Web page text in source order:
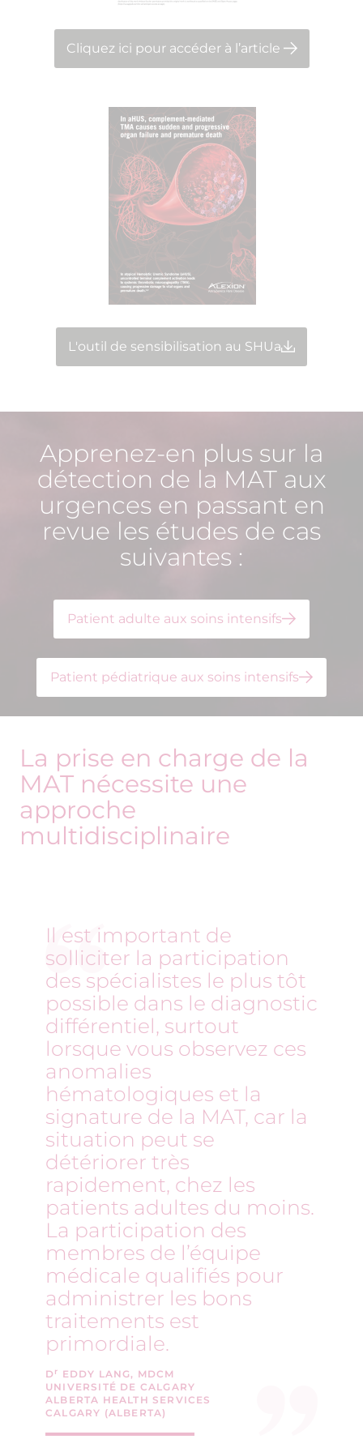
Cliquez ici pour accéder à l’article
L'outil de sensibilisation au SHUa
Patient adulte aux soins intensifs
Patient pédiatrique aux soins intensifs
Il est important de
solliciter la participation
des spécialistes le plus tôt
possible dans le diagnostic
différentiel, surtout
lorsque vous observez ces
anomalies
hématologiques et la
signature de la MAT, car la
situation peut se
détériorer très
rapidement, chez les
patients adultes du moins.
La participation des
membres de l’équipe
médicale qualifiés pour
administrer les bons
traitements est
primordiale.
Dr EDDY LANG, MDCM
UNIVERSITÉ DE CALGARY
ALBERTA HEALTH SERVICES
CALGARY (ALBERTA)